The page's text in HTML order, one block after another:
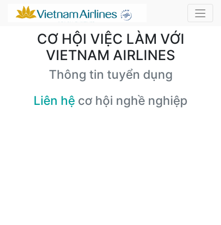
CƠ HỘI VIỆC LÀM VỚI
VIETNAM AIRLINES
Thông tin tuyển dụng
Liên hệ cơ hội nghề nghiệp